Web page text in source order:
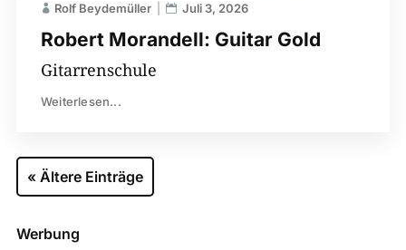
Robert Morandell: Guitar Gold
Rolf Beydemüller Juli 3, 2026
Gitarrenschule
Weiterlesen...
« Ältere Einträge
Werbung